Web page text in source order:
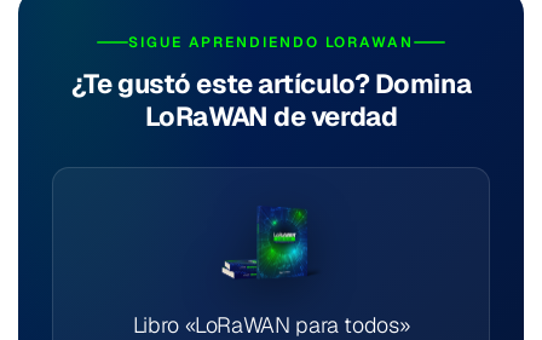
SIGUE APRENDIENDO LORAWAN
¿Te gustó este artículo? Domina
LoRaWAN de verdad
Libro «LoRaWAN para todos»